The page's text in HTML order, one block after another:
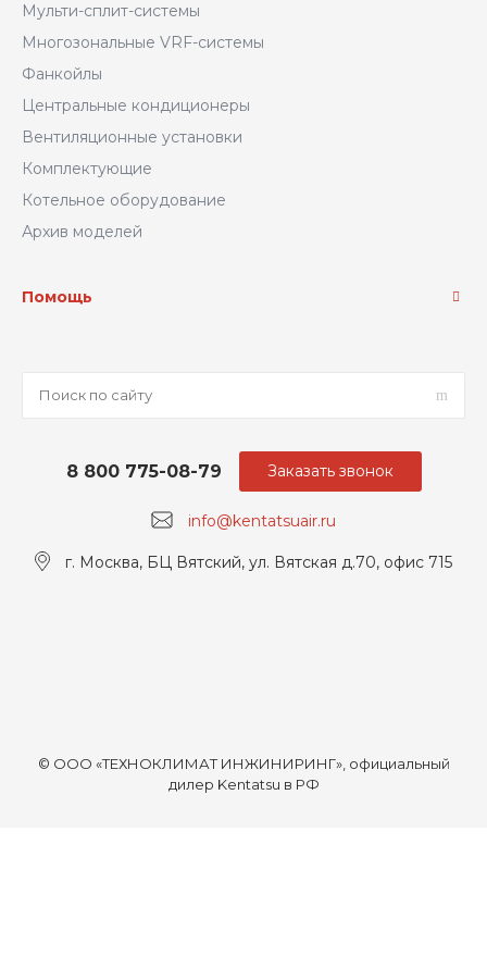
Мульти-сплит-системы
Многозональные VRF-системы
Фанкойлы
Центральные кондиционеры
Вентиляционные установки
Комплектующие
Котельное оборудование
Архив моделей
Помощь
info@kentatsuair.ru
8 800 775-08-79
г. Москва, БЦ Вятский, ул. Вятская д.70, офис 715
Заказать звонок
© ООО «ТЕХНОКЛИМАТ ИНЖИНИРИНГ», официальный
дилер Kentatsu в РФ